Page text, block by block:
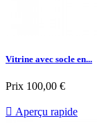
Vitrine avec socle en...
Prix 100,00 €
 Aperçu rapide